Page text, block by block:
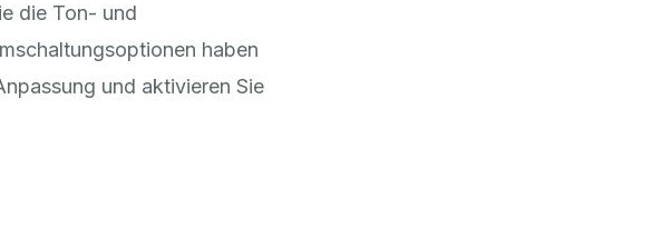
die Ton- und
haben
und aktivieren Sie